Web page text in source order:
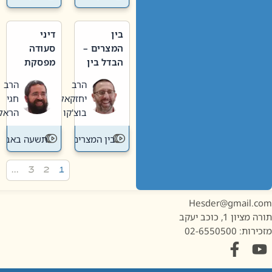
בין
המצרים –
הבדל בין
חדשה
לישנה
הרב
יחזקאל
בוצ'קו
בין המצרים
דיני
סעודה
מפסקת
תשעה
באב
הרב
חגי
הראל
תשעה באב
1, כוכב יעקב
02-6550500